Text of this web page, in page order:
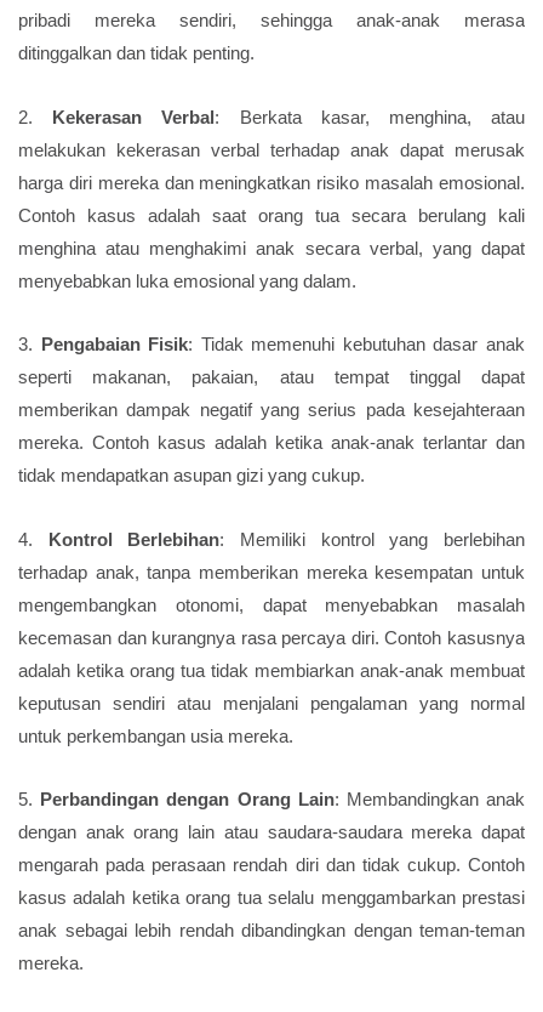
pribadi mereka sendiri, sehingga anak-anak merasa
ditinggalkan dan tidak penting.
2. Kekerasan Verbal: Berkata kasar, menghina, atau
melakukan kekerasan verbal terhadap anak dapat merusak
harga diri mereka dan meningkatkan risiko masalah emosional.
Contoh kasus adalah saat orang tua secara berulang kali
menghina atau menghakimi anak secara verbal, yang dapat
menyebabkan luka emosional yang dalam.
3. Pengabaian Fisik: Tidak memenuhi kebutuhan dasar anak
seperti makanan, pakaian, atau tempat tinggal dapat
memberikan dampak negatif yang serius pada kesejahteraan
mereka. Contoh kasus adalah ketika anak-anak terlantar dan
tidak mendapatkan asupan gizi yang cukup.
4. Kontrol Berlebihan: Memiliki kontrol yang berlebihan
terhadap anak, tanpa memberikan mereka kesempatan untuk
mengembangkan otonomi, dapat menyebabkan masalah
kecemasan dan kurangnya rasa percaya diri. Contoh kasusnya
adalah ketika orang tua tidak membiarkan anak-anak membuat
keputusan sendiri atau menjalani pengalaman yang normal
untuk perkembangan usia mereka.
5. Perbandingan dengan Orang Lain: Membandingkan anak
dengan anak orang lain atau saudara-saudara mereka dapat
mengarah pada perasaan rendah diri dan tidak cukup. Contoh
kasus adalah ketika orang tua selalu menggambarkan prestasi
anak sebagai lebih rendah dibandingkan dengan teman-teman
mereka.